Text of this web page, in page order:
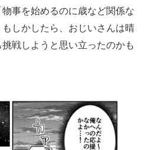
事を始めるのに歳など関係な
しかしたら、おじいさんは晴
戦しようと思い立ったのかも